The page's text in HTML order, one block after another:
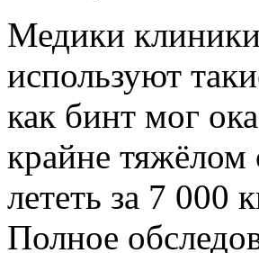
Медики
используют
как бинт мог
крайне
лететь за 7 000
Полное